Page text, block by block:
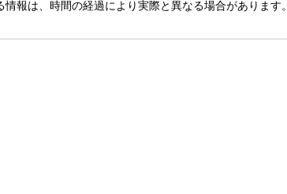
報は、時間の経過により実際と異なる場合があります。